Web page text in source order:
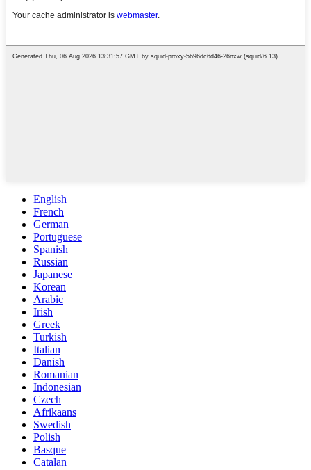
English
French
German
Portuguese
Spanish
Russian
Japanese
Korean
Arabic
Irish
Greek
Turkish
Italian
Danish
Romanian
Indonesian
Czech
Afrikaans
Swedish
Polish
Basque
Catalan